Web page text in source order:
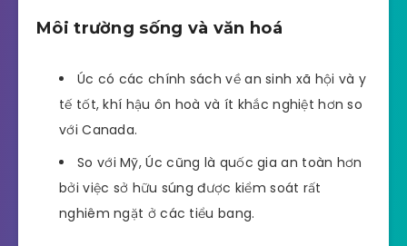
Môi trường sống và văn hoá
Úc có các chính sách về an sinh xã hội và y
tế tốt, khí hậu ôn hoà và ít khắc nghiệt hơn so
với Canada.
So với Mỹ, Úc cũng là quốc gia an toàn hơn
bởi việc sở hữu súng được kiểm soát rất
nghiêm ngặt ở các tiểu bang.